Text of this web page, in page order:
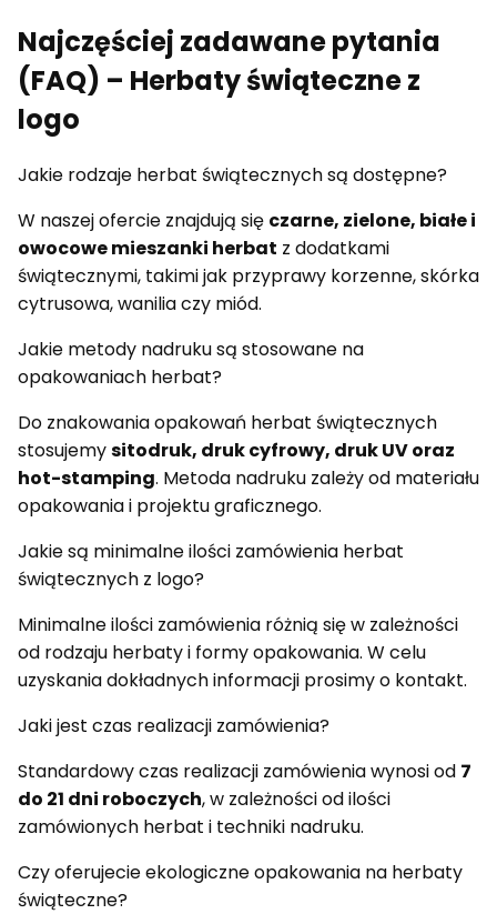
Najczęściej zadawane pytania
(FAQ) – Herbaty świąteczne z
logo
Jakie rodzaje herbat świątecznych są dostępne?
W naszej ofercie znajdują się czarne, zielone, białe i
owocowe mieszanki herbat z dodatkami
świątecznymi, takimi jak przyprawy korzenne, skórka
cytrusowa, wanilia czy miód.
Jakie metody nadruku są stosowane na
opakowaniach herbat?
Do znakowania opakowań herbat świątecznych
stosujemysitodruk, druk cyfrowy, druk UV oraz
hot-stamping. Metoda nadruku zależy od materiału
opakowania i projektu graficznego.
Jakie są minimalne ilości zamówienia herbat
świątecznych z logo?
Minimalne ilości zamówienia różnią się w zależności
od rodzaju herbaty i formy opakowania. W celu
uzyskania dokładnych informacji prosimy o kontakt.
Jaki jest czas realizacji zamówienia?
Standardowy czas realizacji zamówienia wynosi od 7
do 21 dni roboczych, w zależności od ilości
zamówionych herbat i techniki nadruku.
Czy oferujecie ekologiczne opakowania na herbaty
świąteczne?